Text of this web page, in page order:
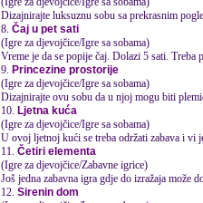
Dizajnirajte luksuznu sobu sa prekrasnim
8. Čaj u pet sati
(Igre za djevojčice/Igre sa sobama)
Vreme je da se popije čaj. Dolazi 5 sati.
9. Princezine prostorije
(Igre za djevojčice/Igre sa sobama)
Dizajnirajte ovu sobu da u njoj mogu biti
10. Ljetna kuća
(Igre za djevojčice/Igre sa sobama)
U ovoj ljetnoj kući se treba održati zabava i vi
11. Četiri elementa
(Igre za djevojčice/Zabavne igrice)
Još jedna zabavna igra gdje do izražaja može
12. Sirenin dom